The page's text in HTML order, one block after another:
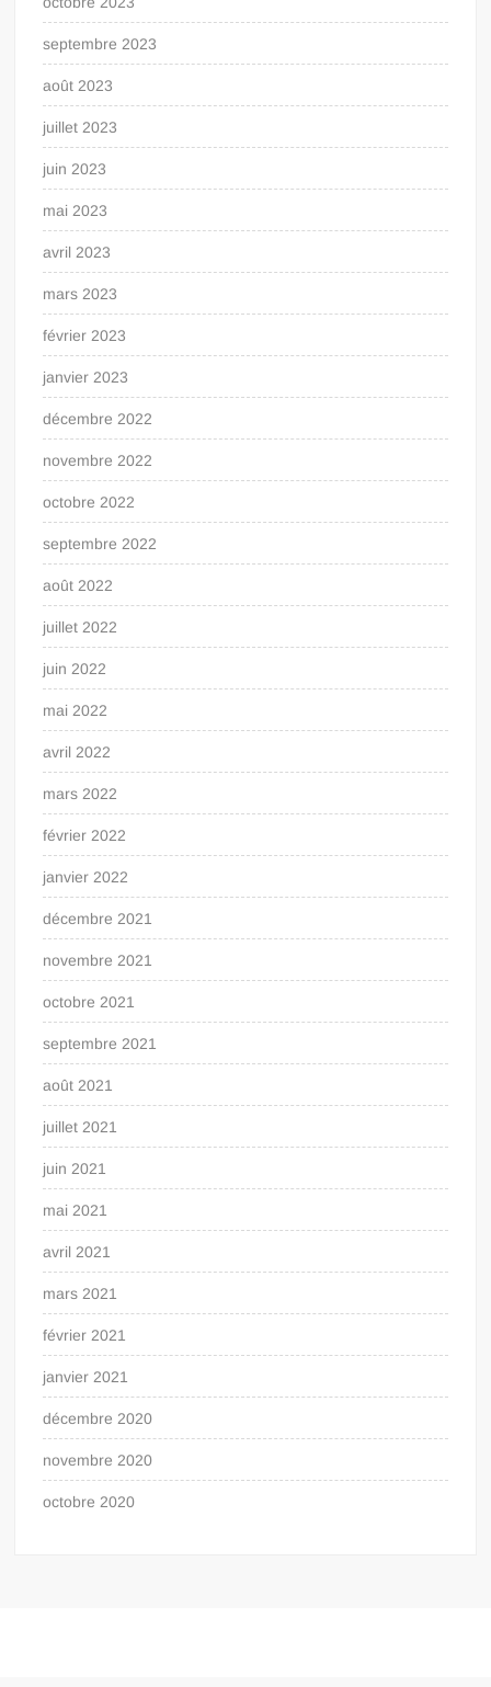
septembre 2023
août 2023
juillet 2023
juin 2023
mai 2023
avril 2023
mars 2023
février 2023
janvier 2023
décembre 2022
novembre 2022
octobre 2022
septembre 2022
août 2022
juillet 2022
juin 2022
mai 2022
avril 2022
mars 2022
février 2022
janvier 2022
décembre 2021
novembre 2021
octobre 2021
septembre 2021
août 2021
juillet 2021
juin 2021
mai 2021
avril 2021
mars 2021
février 2021
janvier 2021
décembre 2020
novembre 2020
octobre 2020